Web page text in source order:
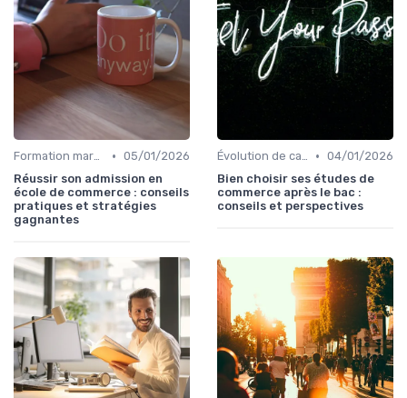
Formation marketing & upskilling • 05/01/2026
Réussir son admission en
école de commerce : conseils
pratiques et stratégies
gagnantes
Évolution de carrière marketing • 04/01/2026
Bien choisir ses études de
commerce après le bac :
conseils et perspectives